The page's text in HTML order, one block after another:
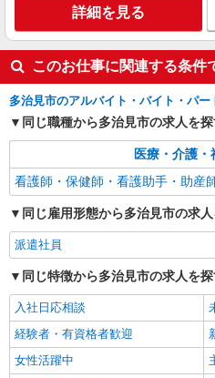
詳細を見る
このお仕事に関連する条件
多治見市のアルバイト・バイト・パー
同じ職種から多治見市の求人を
医療・介護・
看護師・保健師・看護助手・助産
同じ雇用形態から多治見市の求
派遣社員
同じ特徴から多治見市の求人を
入社日応相談
経験者・有資格者歓迎
女性活躍中